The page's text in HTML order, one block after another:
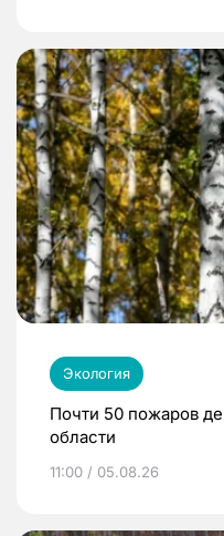
Экология
Почти 50 пожаров
области
11:00 / 05.08.26